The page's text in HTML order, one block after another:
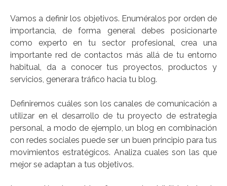
Vamos a definir los objetivos. Enuméralos por orden de
importancia, de forma general debes posicionarte
como experto en tu sector profesional, crea una
importante red de contactos más allá de tu entorno
habitual, da a conocer tus proyectos, productos y
servicios, generara tráfico hacia tu blog.
Definiremos cuáles son los canales de comunicación a
utilizar en el desarrollo de tu proyecto de estrategia
personal, a modo de ejemplo, un blog en combinación
con redes sociales puede ser un buen principio para tus
movimientos estratégicos. Analiza cuales son las que
mejor se adaptan a tus objetivos.